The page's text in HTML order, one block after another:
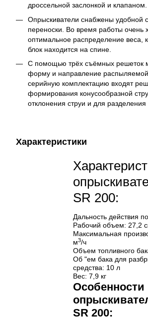
дроссельной заслонкой и клапаном.
Опрыскиватели снабжены удобной
переноски. Во время работы очень
оптимальное распределение веса,
блок находится на спине.
С помощью трёх съёмных решеток
форму и направление
серийную комплектацию входят
формирования конусообразной
отклонения струи и для разделения
Характеристики
SR 200:
Дальность действия
Рабочий объем: 27,2
Максимальная
м3/ч
Объем топливного
Об "ем бака для
средства: 10 л
Вес: 7,9 кг
Особенности
SR 200: